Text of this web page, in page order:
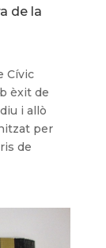
de la
Cívic
èxit de
i allò
per
de